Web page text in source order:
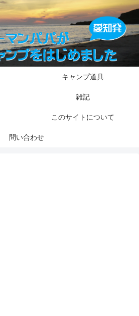
キャンプ道具
雑記
このサイトについて
問い合わせ